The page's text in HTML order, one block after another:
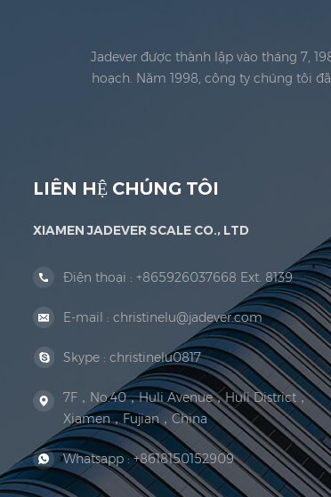
Jadever được thành lập vào tháng 7,
hoạch. Năm 1998, công ty chúng tôi
pháp lý Đoạn văn. Năm 1999, Hạ
LIÊN HỆ CHÚNG TÔI
XIAMEN JADEVER SCALE CO., LTD
Điện thoại : +865926037668 Ext. 8139
E-mail : christinelu@jadever.com
Skype : christinelu0817
7F，No.40，Huli Avenue，Huli District，
Xiamen，Fujian，China
Whatsapp :+8618150152909